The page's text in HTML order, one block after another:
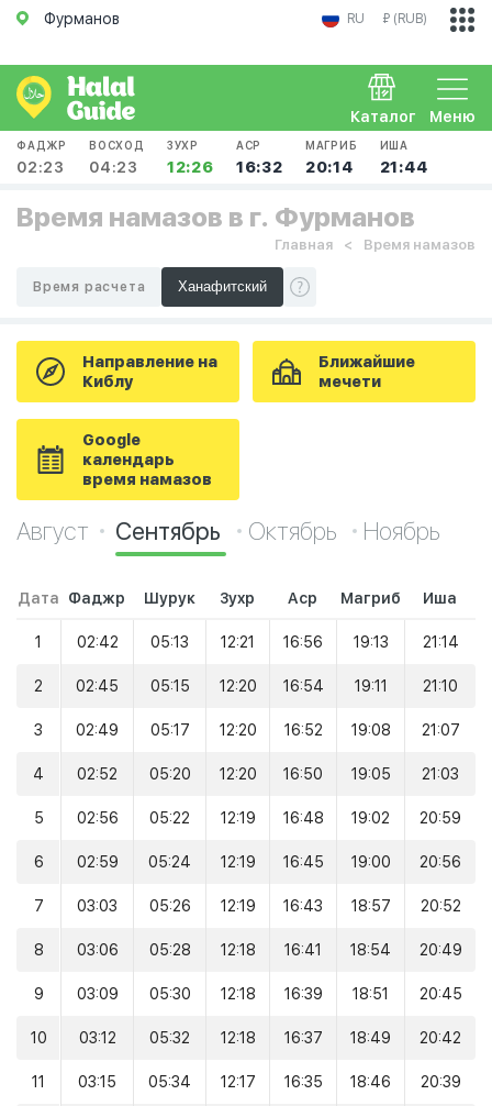
Фурманов RU ₽ (RUB)
Меню
Каталог
ФАДЖР
02:23
ВОСХОД
04:23
ЗУХР
12:26
АСР
16:32
МАГРИБ
20:14
ИША
21:44
Время намазов в г. Фурманов
Главная Время намазов
Время расчета
Направление на
Киблу
Ближайшие
мечети
Google
календарь
время намазов
Август Сентябрь Октябрь Ноябрь
Дата Фаджр Шурук Зухр Аср Магриб Иша
1 02:42 05:13 12:21 16:56 19:13 21:14
2 02:45 05:15 12:20 16:54 19:11 21:10
3 02:49 05:17 12:20 16:52 19:08 21:07
4 02:52 05:20 12:20 16:50 19:05 21:03
5 02:56 05:22 12:19 16:48 19:02 20:59
6 02:59 05:24 12:19 16:45 19:00 20:56
7 03:03 05:26 12:19 16:43 18:57 20:52
8 03:06 05:28 12:18 16:41 18:54 20:49
9 03:09 05:30 12:18 16:39 18:51 20:45
10 03:12 05:32 12:18 16:37 18:49 20:42
11 03:15 05:34 12:17 16:35 18:46 20:39